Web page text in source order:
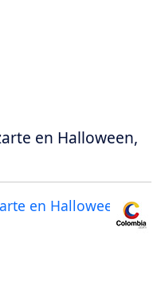
en Halloween,